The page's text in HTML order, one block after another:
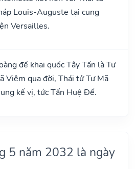
Louis-Auguste tại cung
Versailles.
đế khai quốc Tây Tấn là Tư
Viêm qua đời, Thái tử Tư Mã
kế vị, tức Tấn Huệ Đế.
5 năm 2032 là ngày